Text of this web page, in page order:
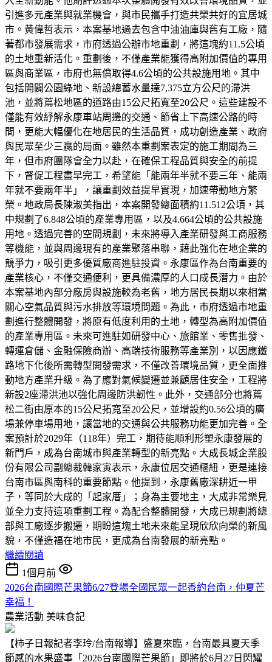
引進多元產業與就業機會，與市民攜手打造共榮共好的宜居城
市。黃偉哲表示，本案基地過去包含中油油庫與舊有工廠，隨
著都市發展需求，市府透過公辦市地重劃，將這塊約11.5公頃
的土地重新活化。重劃後，不僅產業能獲得高附加價值的專用
區與商業區，市府也無償取得4.6公頃的公共設施用地。其中
包括開闢公園綠地、新設總蓄水量達7,375立方公尺的滯洪
池，並將蔦松地區的道路由15公尺拓寬至20公尺。這些建設不
僅能有效紓解永康車站周邊的交通、節省上下高速公路的時
間，更能大幅優化在地居民的生活品質，成功創造產業、政府
與民眾至少三贏的局面。雖然本重劃案表定的施工期間為三
年，但市府團隊會全力以赴，在確保工程品質與安全的前提
下，督促工程盡早完工，希望能「能兩年半就不要三年、能兩
年就不要兩年半」，讓重劃效益提早實現，加速帶動地方繁
榮。地政局長陳淑美指出，本案開發總面積約11.512公頃，其
中規劃了6.848公頃的產業專用區，以及4.664公頃的公共設施
用地。透過完善的空間規劃，未來將導入產業研發與工商服務
等機能，並與周邊現有的產業聚落串聯，藉此強化在地企業的
競爭力，吸引更多優質廠商進駐投資。永康區作為台南重要的
產業核心，不僅交通便利，更具備濃厚的人口成長潛力。由於
本案基地內部分廠房與設施較為老舊，地方居民長期以來相當
關心空氣品質與污水排放等環境問題。為此，市府透過市地重
劃進行整體開發，將原有低度利用的土地，轉型為高附加價值
的產業專用區。未來可進駐如研發中心、旅館業、零售批發、
轉運倉儲、金融保險商辦、高端技術服務等產業別，以因應鐵
路地下化後所需轉型開發需求，不僅改善環境品質，更全面推
動地方產業升級。為了應對氣候變遷並兼顧居住安全，工程將
新設2座滯洪池以強化周邊防洪韌性。此外，交通部分也將蔦
松二街由原本的15公尺拓寬至20公尺，並增設約0.56公頃的廣
場兼停車場用地，讓當地的交通與公共服務功能更加完善。全
案預計於2029年（118年）完工，期待能順利形塑永康發展的
新門戶，成為台南城市與產業轉型的新亮點。大成長城企業股
份有限公司副總裁韓家寅表示，永康位居交通樞紐，更是連接
台南市區與南科的重要節點。他提到，永康舊廠深耕近一甲
子，等同於大成的「起家厝」；身為主要地主，大成非常樂見
並全力支持這項重劃工程。為配合整體開發，大成已規劃將總
部與工廠逐步搬遷，期盼這塊土地未來能呈現欣欣向榮的新風
貌，不僅造福在地市民，更成為台南發展的新亮點。
繼續閱讀
1個月前
2026台南國際芒果節6/27登場全國民眾一起香約台南，仲夏芒
幸福！
農業活動 美味食記
【柿子日報記者李玲/台南報導】盛夏來臨，台南最具夏天季
節感的水果盛事「2026台南國際芒果節」即將於6月27日閃耀